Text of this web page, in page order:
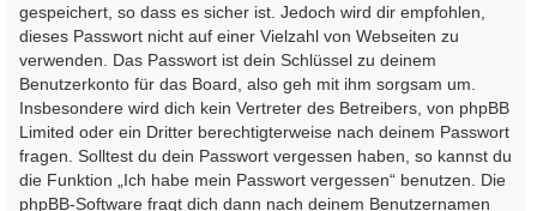
gespeichert, so dass es sicher ist. Jedoch wird dir empfohlen,
dieses Passwort nicht auf einer Vielzahl von Webseiten zu
verwenden. Das Passwort ist dein Schlüssel zu deinem
Benutzerkonto für das Board, also geh mit ihm sorgsam um.
Insbesondere wird dich kein Vertreter des Betreibers, von phpBB
Limited oder ein Dritter berechtigterweise nach deinem Passwort
fragen. Solltest du dein Passwort vergessen haben, so kannst du
die Funktion „Ich habe mein Passwort vergessen“ benutzen. Die
phpBB-Software fragt dich dann nach deinem Benutzernamen